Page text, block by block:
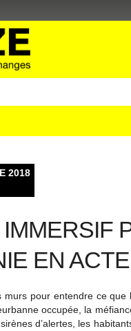
2018
EN
murs pour entendre ce que
occupée, la
d’alertes, les